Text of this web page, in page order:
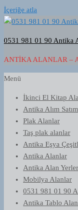
İçeriğe atla
0531 981 01 90 Antika
ANTIKA ALANLAR –
Menü
İkinci El Kitap
Antika Alım Satım
Plak Alanlar
Taş plak alanlar
Antika Eşya
Antika Alanlar
Antika Alan Yerler
Mobilya Alanlar
0531 981 01 90
Antika Tablo